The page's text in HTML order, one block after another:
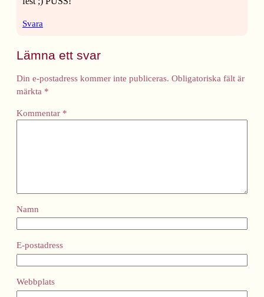
Svara
Lämna ett svar
Din e-postadress kommer inte publiceras. Obligatoriska fält är
märkta *
Kommentar *
Namn
E-postadress
Webbplats